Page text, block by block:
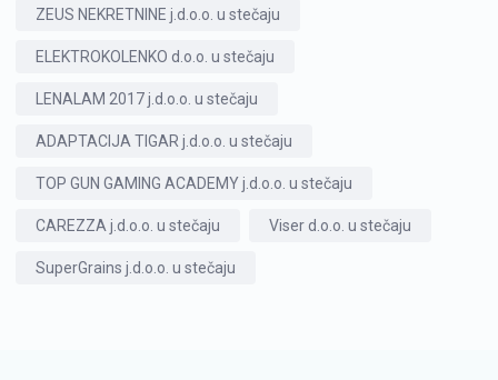
ZEUS NEKRETNINE j.d.o.o. u stečaju
ELEKTROKOLENKO d.o.o. u stečaju
LENALAM 2017 j.d.o.o. u stečaju
ADAPTACIJA TIGAR j.d.o.o. u stečaju
TOP GUN GAMING ACADEMY j.d.o.o. u stečaju
CAREZZA j.d.o.o. u stečaju Viser d.o.o. u stečaju
SuperGrains j.d.o.o. u stečaju